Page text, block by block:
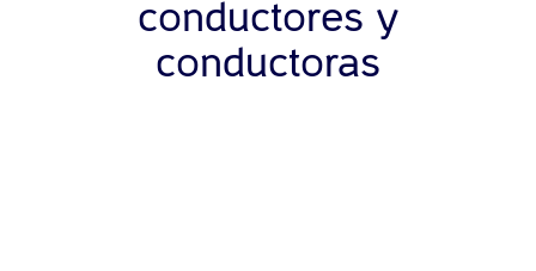
conductores y
conductoras